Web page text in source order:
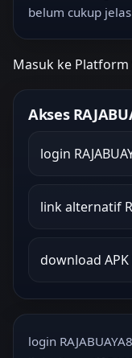
belum cukup
Masuk ke Platform
Akses
login
link alternatif
download APK
login